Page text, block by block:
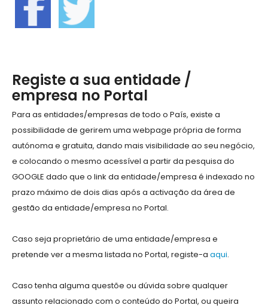
Registe a sua entidade /
empresa no Portal
Para as entidades/empresas de todo o País, existe a
possibilidade de gerirem uma webpage própria de forma
autónoma e gratuita, dando mais visibilidade ao seu negócio,
e colocando o mesmo acessível a partir da pesquisa do
GOOGLE dado que o link da entidade/empresa é indexado no
prazo máximo de dois dias após a activação da área de
gestão da entidade/empresa no Portal.
Caso seja proprietário de uma entidade/empresa e
pretende ver a mesma listada no Portal, registe-a aqui.
Caso tenha alguma questõe ou dúvida sobre qualquer
assunto relacionado com o conteúdo do Portal, ou queira